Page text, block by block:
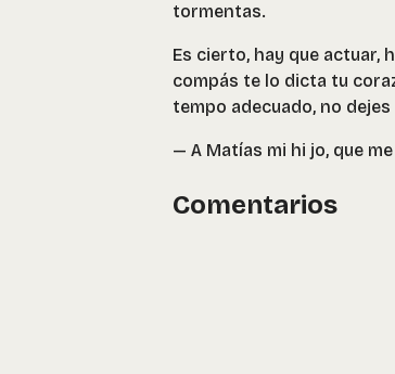
tormentas.
Es cierto, hay que actuar,
compás te lo dicta tu
tempo adecuado, no
— A Matías mi hi jo, que
Comentarios